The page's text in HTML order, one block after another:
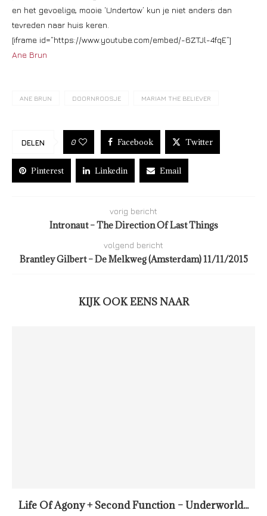
en het gevoelige, mooie ‘Undertow’ kun je niet anders dan
tevreden naar huis keren.
[iframe id=”https://www.youtube.com/embed/-6ZTJl-4fqE”]
Ane Brun
ANE BRUN DOORNROOSJE MARIAM THE BELIEVER
DELEN 0 Facebook Twitter
Pinterest Linkedin Email
vorig bericht
Intronaut – The Direction Of Last Things
volgend bericht
Brantley Gilbert – De Melkweg (Amsterdam) 11/11/2015
KIJK OOK EENS NAAR
Life Of Agony + Second Function – Underworld...